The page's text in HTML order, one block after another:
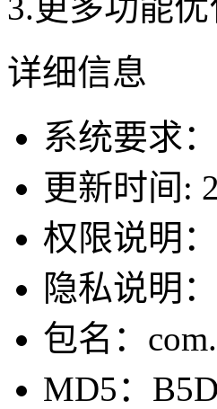
详细信息
系统要求
更新时间:
权限说明：
隐私说明：
包名：
MD5：